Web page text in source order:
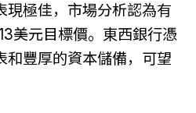
現極佳，市場分析認為有
美元目標價。東西銀行憑
和豐厚的資本儲備，可望